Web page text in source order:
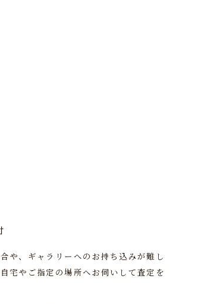
や、ギャラリーへのお持ち込みが難し
宅やご指定の場所へお伺いして査定を